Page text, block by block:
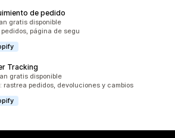
de pedido
total
gratis disponible
página de segu
Tracking
total
gratis disponible
rastrea pedidos, devoluciones y cambios